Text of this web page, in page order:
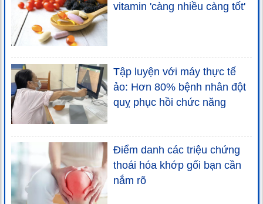
vitamin 'càng nhiều càng tốt'
Tập luyện với máy thực tế
ảo: Hơn 80% bệnh nhân đột
quỵ phục hồi chức năng
Điểm danh các triệu chứng
thoái hóa khớp gối bạn cần
nắm rõ